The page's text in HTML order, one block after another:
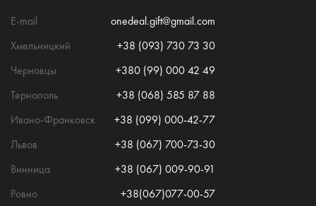
E-mail
onedeal.gift@gmail.com
Хмельницкий
+38 (093) 730 73 30
Черновцы
+380 (99) 000 42 49
Тернополь
+38 (068) 585 87 88
Ивано-Франковск
+38 (099) 000-42-77
Львов
+38 (067) 700-73-30
Винница
+38 (067) 009-90-91
Ровно
+38(067)077-00-57